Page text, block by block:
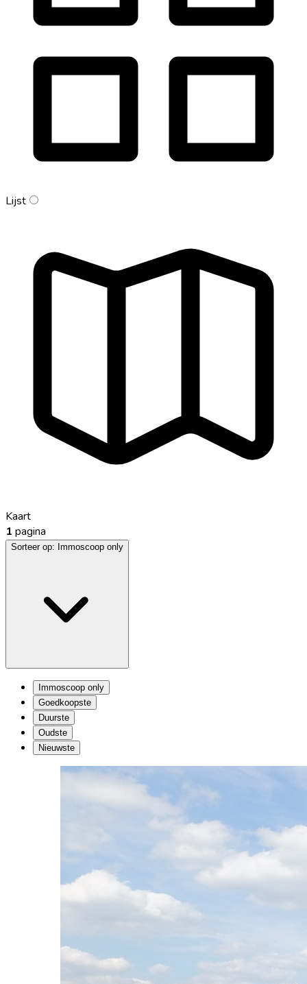
Lijst
Kaart
1 pagina
Sorteer op: Immoscoop only
Immoscoop only
Goedkoopste
Duurste
Oudste
Nieuwste